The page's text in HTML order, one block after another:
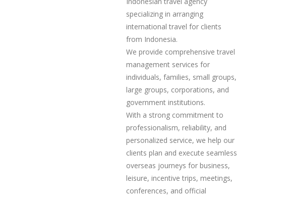
specializing in arranging
international travel for clients
from Indonesia.
We provide comprehensive travel
management services for
individuals, families, small groups,
large groups, corporations, and
government institutions.
With a strong commitment to
professionalism, reliability, and
personalized service, we help our
clients plan and execute seamless
overseas journeys for business,
leisure, incentive trips, meetings,
conferences, and official